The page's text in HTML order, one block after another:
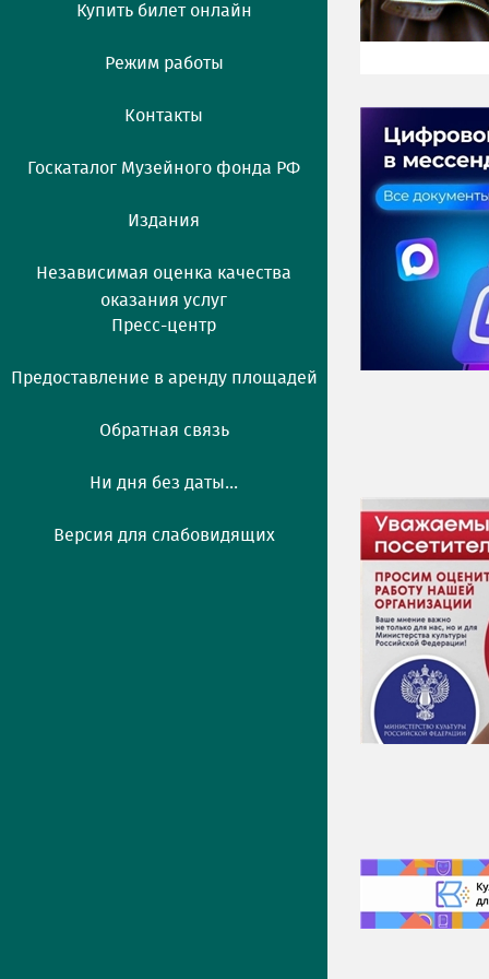
Купить билет онлайн
Режим работы
Контакты
Госкаталог Музейного фонда РФ
Издания
Независимая оценка качества
оказания услуг
Пресс-центр
Предоставление в аренду площадей
Обратная связь
Ни дня без даты...
Версия для слабовидящих